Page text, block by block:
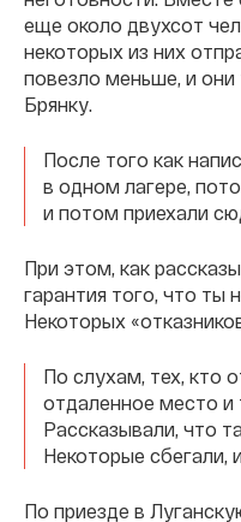
еще около двухсот
некоторых из них
повезло меньше, и они
Брянку.
После того как
в одном лагере,
и потом приехали
При этом, как
гарантия того, что ты
Некоторых
По слухам, тех, кто
отдаленное место и
Рассказывали, что
Некоторые сбегали,
По приезде в